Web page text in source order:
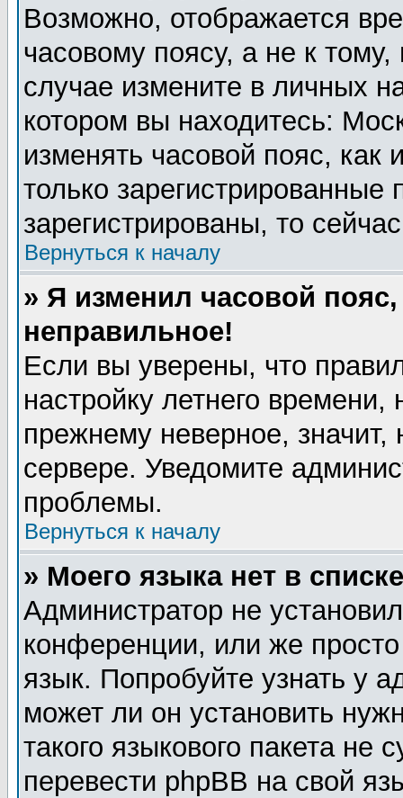
Возможно, отображается
часовому поясу, а не к
случае измените в личных
котором вы находитесь:
изменять часовой пояс, как
только
зарегистрированы, то
Вернуться к началу
» Я изменил часовой
неправильное!
Если вы уверены, что
настройку летнего
прежнему неверное,
сервере. Уведомите
проблемы.
Вернуться к началу
» Моего языка нет в
Администратор не
конференции, или же
язык. Попробуйте узнать у
может ли он установить
такого языкового пакета не
перевести phpBB на свой